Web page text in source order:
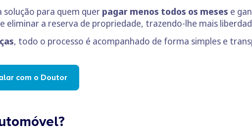
solução para quem quer pagar menos todos os meses e
a reserva de propriedade, trazendo-lhe mais
, todo o processo é acompanhado de forma simples e
com o Doutor